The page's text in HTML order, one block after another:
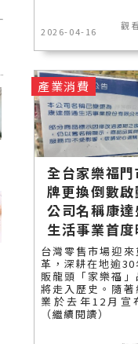
2026-04-16
觀
全台家樂福門
牌更換倒數啟
公司名稱康達
生活事業首度
台灣零售市場迎來
革，深耕在地逾30
販龍頭「家樂福」
將走入歷史。隨著
業於去年12月宣
（繼續閱讀）
產業消費